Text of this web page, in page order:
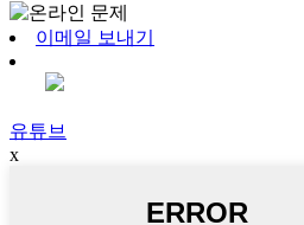
이메일 보내기
유튜브
x